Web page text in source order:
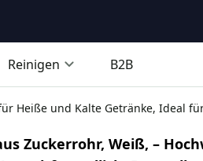
Reinigen B2B
Heiße und Kalte Getränke, Ideal
Zuckerrohr, Weiß, –